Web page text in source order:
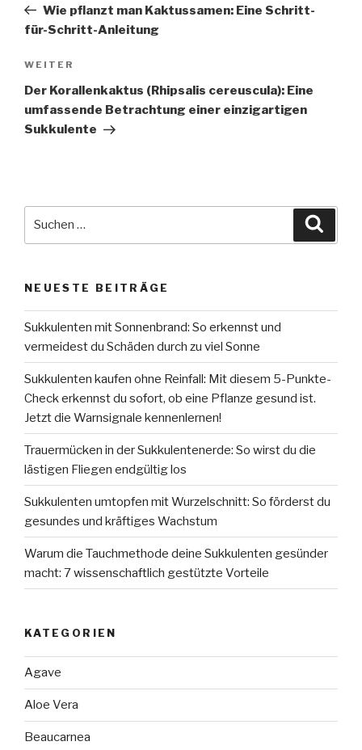
Wie pflanzt man Kaktussamen: Eine Schritt-
für-Schritt-Anleitung
WEITER
Der Korallenkaktus (Rhipsalis cereuscula): Eine
umfassende Betrachtung einer einzigartigen
Sukkulente
NEUESTE BEITRÄGE
Sukkulenten mit Sonnenbrand: So erkennst und
vermeidest du Schäden durch zu viel Sonne
Sukkulenten kaufen ohne Reinfall: Mit diesem 5-Punkte-
Check erkennst du sofort, ob eine Pflanze gesund ist.
Jetzt die Warnsignale kennenlernen!
Trauermücken in der Sukkulentenerde: So wirst du die
lästigen Fliegen endgültig los
Sukkulenten umtopfen mit Wurzelschnitt: So förderst du
gesundes und kräftiges Wachstum
Warum die Tauchmethode deine Sukkulenten gesünder
macht: 7 wissenschaftlich gestützte Vorteile
KATEGORIEN
Agave
Aloe Vera
Beaucarnea